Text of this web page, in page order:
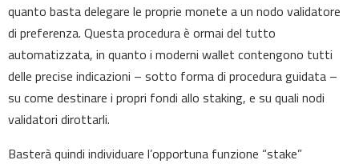
quanto basta delegare le proprie monete a un nodo validatore
di preferenza. Questa procedura è ormai del tutto
automatizzata, in quanto i moderni wallet contengono tutti
delle precise indicazioni – sotto forma di procedura guidata –
su come destinare i propri fondi allo staking, e su quali nodi
validatori dirottarli.
Basterà quindi individuare l’opportuna funzione “stake”